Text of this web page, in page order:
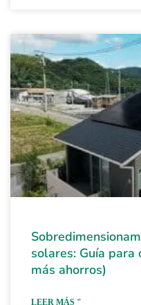
solares: Guía
más ahorros)
LEER MÁS "